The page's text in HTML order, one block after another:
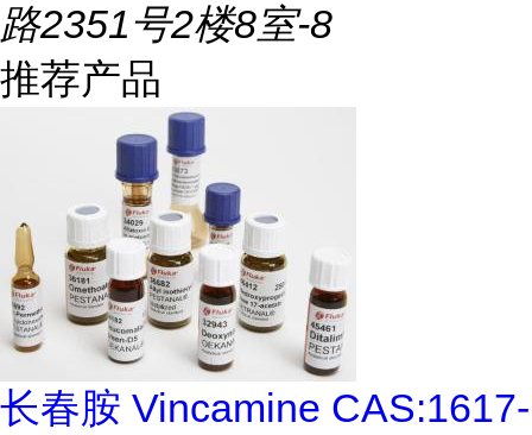
路2351号2楼8室-8
推荐产品
长春胺 Vincamine CAS:1617-